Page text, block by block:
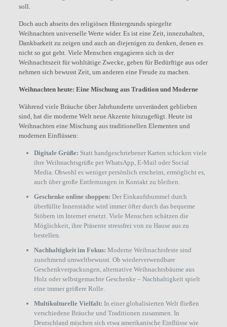
soll.
Doch auch abseits des religiösen Hintergrunds spiegelte
Weihnachten universelle Werte wider. Es ist eine Zeit, innezuhalten,
Dankbarkeit zu zeigen und auch an diejenigen zu denken, denen es
nicht so gut geht. Viele Menschen engagieren sich in der
Weihnachtszeit für wohltätige Zwecke, geben für Bedürftige aus oder
nehmen sich bewusst Zeit, um anderen eine Freude zu machen.
Weihnachten heute: Eine Mischung aus Tradition und Moderne
Während viele Bräuche über Jahrhunderte unverändert geblieben
sind, hat die moderne Welt neue Akzente hinzugefügt. Heute ist
Weihnachten eine Mischung aus traditionellen Elementen und
modernen Einflüssen:
Digitale Grüße: Statt handgeschriebener Karten schicken viele
ihre Weihnachtsgrüße per WhatsApp, E-Mail oder Social
Media. Obwohl es weniger persönlich erscheint, ermöglicht es,
auch über große Entfernungen in Kontakt zu bleiben.
Geschenke online shoppen: Der Einkaufsbummel durch
überfüllte Innenstädte wird immer öfter durch das bequeme
Stöbern im Internet ersetzt. Viele Menschen schätzen die
Möglichkeit, ihre Präsente stressfrei von zu Hause aus zu
bestellen.
Nachhaltigkeit im Fokus: Moderne Weihnachtsfeste sind
zunehmend umweltbewusst. Ob wiederverwendbare
Geschenkverpackungen, alternative Weihnachtsbäume aus
Holz oder selbstgemachte Geschenke – Nachhaltigkeit spielt
eine immer größere Rolle.
Multikulturelle Vielfalt: In einer globalisierten Welt fließen
verschiedene Bräuche und Traditionen zusammen. In
Deutschland mischen sich etwa amerikanische Einflüsse wie